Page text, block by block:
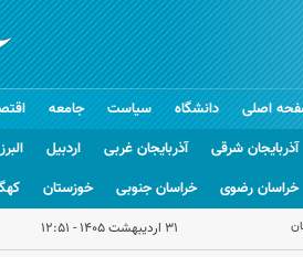
اصلی دانشگاه سیاست جامعه
آذربایجان شرقی
آذربایجان غربی اردبیل البرز
خراسان رضوی
خراسان جنوبی خوزستان
۳۱ اردیبهشت ۱۴۰۵ - ۱۲:۵۱